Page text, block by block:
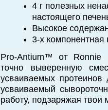
4 г полезных
настоящего
Высокое
3-х компонентная
Pro-Antium™ от Ronnie
точно выверенную
усваиваемых
усваиваемый
работу, подзаряжая твои